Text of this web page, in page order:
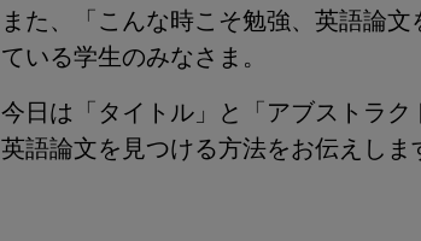
また、「こんな時こそ勉強、英語論
ている学生のみなさま。
今日は「タイトル」と「アブストラ
英語論文を見つける方法をお伝えしま